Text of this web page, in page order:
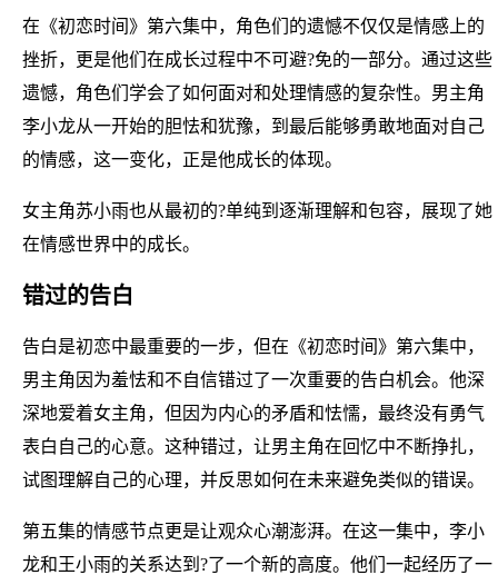
在《初恋时间》第六集中，角色们的遗憾不仅仅是情感上的
挫折，更是他们在成长过程中不可避?免的一部分。通过这些
遗憾，角色们学会了如何面对和处理情感的复杂性。男主角
李小龙从一开始的胆怯和犹豫，到最后能够勇敢地面对自己
的情感，这一变化，正是他成长的体现。
女主角苏小雨也从最初的?单纯到逐渐理解和包容，展现了她
在情感世界中的成长。
错过的告白
告白是初恋中最重要的一步，但在《初恋时间》第六集中，
男主角因为羞怯和不自信错过了一次重要的告白机会。他深
深地爱着女主角，但因为内心的矛盾和怯懦，最终没有勇气
表白自己的心意。这种错过，让男主角在回忆中不断挣扎，
试图理解自己的心理，并反思如何在未来避免类似的错误。
第五集的情感节点更是让观众心潮澎湃。在这一集中，李小
龙和王小雨的关系达到?了一个新的高度。他们一起经历了一